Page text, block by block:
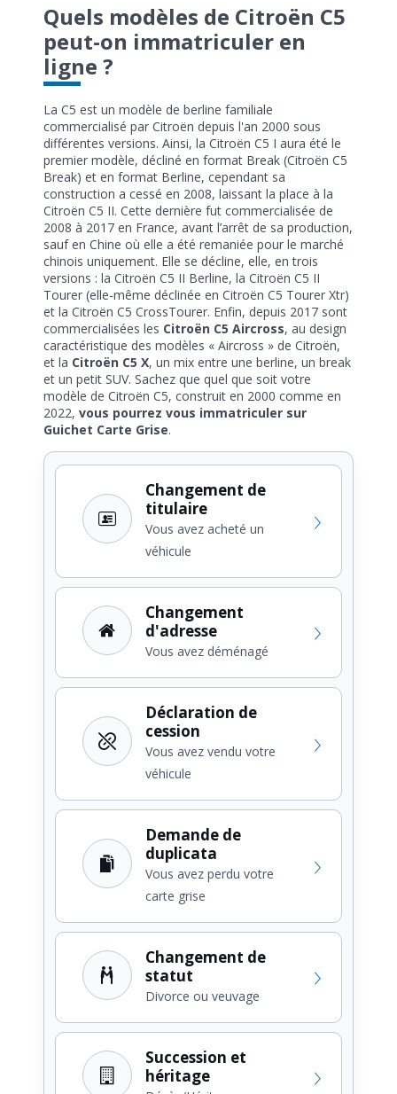
Quels modèles de Citroën C5
peut-on immatriculer en
ligne ?
La C5 est un modèle de berline familiale
commercialisé par Citroën depuis l'an 2000 sous
différentes versions. Ainsi, la Citroën C5 I aura été le
premier modèle, décliné en format Break (Citroën C5
Break) et en format Berline, cependant sa
construction a cessé en 2008, laissant la place à la
Citroën C5 II. Cette dernière fut commercialisée de
2008 à 2017 en France, avant l’arrêt de sa production,
sauf en Chine où elle a été remaniée pour le marché
chinois uniquement. Elle se décline, elle, en trois
versions : la Citroën C5 II Berline, la Citroën C5 II
Tourer (elle-même déclinée en Citroën C5 Tourer Xtr)
et la Citroën C5 CrossTourer. Enfin, depuis 2017 sont
commercialisées les Citroën C5 Aircross, au design
caractéristique des modèles « Aircross » de Citroën,
et la Citroën C5 X, un mix entre une berline, un break
et un petit SUV. Sachez que quel que soit votre
modèle de Citroën C5, construit en 2000 comme en
2022, vous pourrez vous immatriculer sur
Guichet Carte Grise.
Changement de
titulaire
Vous avez acheté un
véhicule
Changement
d'adresse
Vous avez déménagé
Déclaration de
cession
Vous avez vendu votre
véhicule
Demande de
duplicata
Vous avez perdu votre
carte grise
Changement de
statut
Divorce ou veuvage
Succession et
héritage